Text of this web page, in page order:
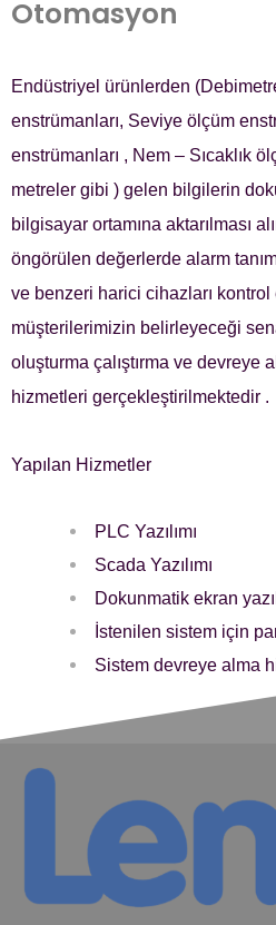
Otomasyon
Endüstriyel ürünlerden
enstrümanları, Seviye ölçüm
enstrümanları , Nem – Sıcaklık
metreler gibi ) gelen bilgilerin
bilgisayar ortamına aktarılması
öngörülen değerlerde alarm
ve benzeri harici cihazları
müşterilerimizin belirleyeceği
oluşturma çalıştırma ve devreye
hizmetleri gerçekleştirilmektedir .
Yapılan Hizmetler
PLC Yazılımı
Scada Yazılımı
Dokunmatik ekran
İstenilen sistem için
Sistem devreye alma